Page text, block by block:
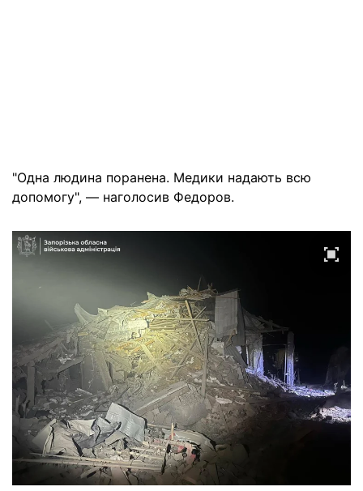
"Одна людина поранена. Медики надають всю
допомогу", — наголосив Федоров.